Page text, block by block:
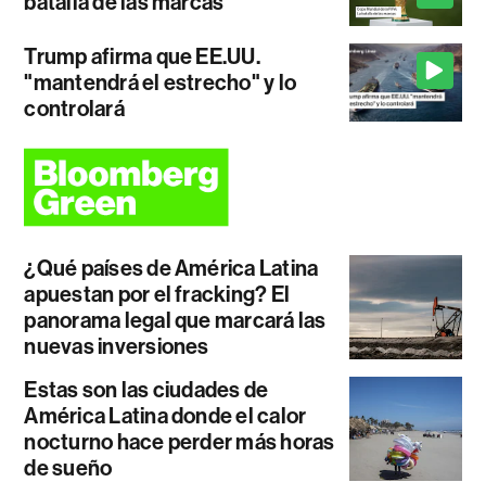
Trump afirma que EE.UU.
"mantendrá el estrecho" y lo
controlará
¿Qué países de América Latina
apuestan por el fracking? El
panorama legal que marcará las
nuevas inversiones
Estas son las ciudades de
América Latina donde el calor
nocturno hace perder más horas
de sueño